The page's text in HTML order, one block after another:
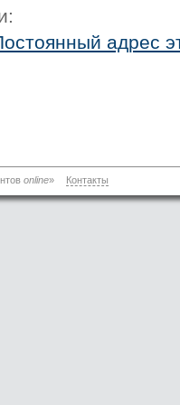
адрес
online» Контакты